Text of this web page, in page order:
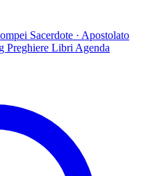
Sacerdote · Apostolato
Preghiere Libri Agenda